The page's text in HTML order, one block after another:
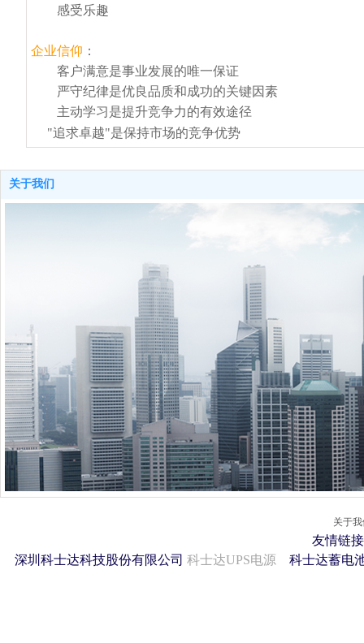
感受乐趣
企业信仰 ：
客户满意是事业发展的唯一保证
严守纪律是优良品质和成功的关键因素
主动学习是提升竞争力的有效途径
"追求卓越"是保持市场的竞争优势
关于我们
关于
友情链
深圳科士达科技股份有限公司 科士达UPS电源 科士达蓄电池